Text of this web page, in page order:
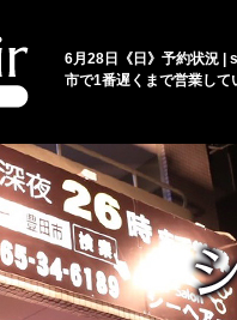
6月28日《日》予約状況 |
市で1番遅くまで営業して